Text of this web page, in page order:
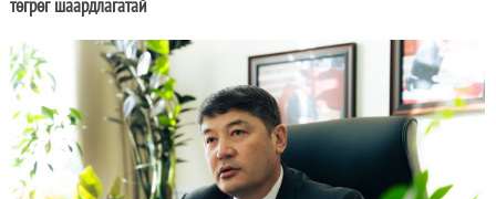
төгрөг шаардлагатай